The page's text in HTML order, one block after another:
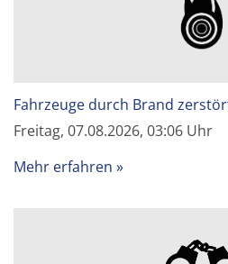
Fahrzeuge durch Brand
Freitag, 07.08.2026, 03:06 Uhr
Mehr erfahren